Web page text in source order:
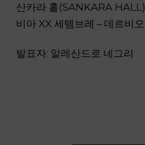
산카라 홀(SANKARA HALL)
비아 XX 세템브레 – 데르비오
발표자: 알레산드로 네그리